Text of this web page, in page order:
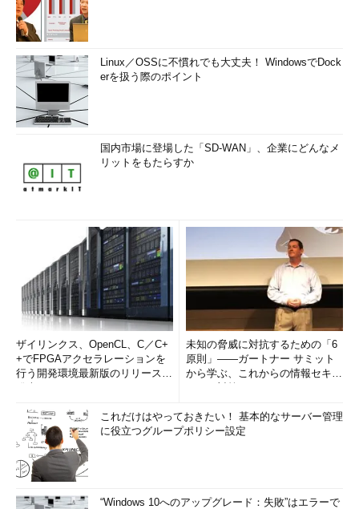
Linux／OSSに不慣れでも大丈夫！ WindowsでDock
erを扱う際のポイント
国内市場に登場した「SD-WAN」、企業にどんなメ
リットをもたらすか
ザイリンクス、OpenCL、C／C+
+でFPGAアクセラレーションを
行う開発環境最新版のリリースを
未知の脅威に対抗するための「6
原則」――ガートナー サミット
から学ぶ、これからの情報セキュ
これだけはやっておきたい！ 基本的なサーバー管理
に役立つグループポリシー設定
“Windows 10へのアップグレード：失敗”はエラーで